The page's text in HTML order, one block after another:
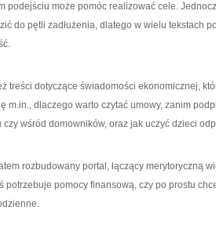
podejściu może pomóc realizować cele.
do pętli zadłużenia, dlatego w wielu tekstach
treści dotyczące świadomości ekonomicznej,
m.in., dlaczego warto czytać umowy, zanim
czy wśród domowników, oraz jak uczyć dzieci
rozbudowany portal, łączący merytoryczną
potrzebuje pomocy finansową, czy po prostu